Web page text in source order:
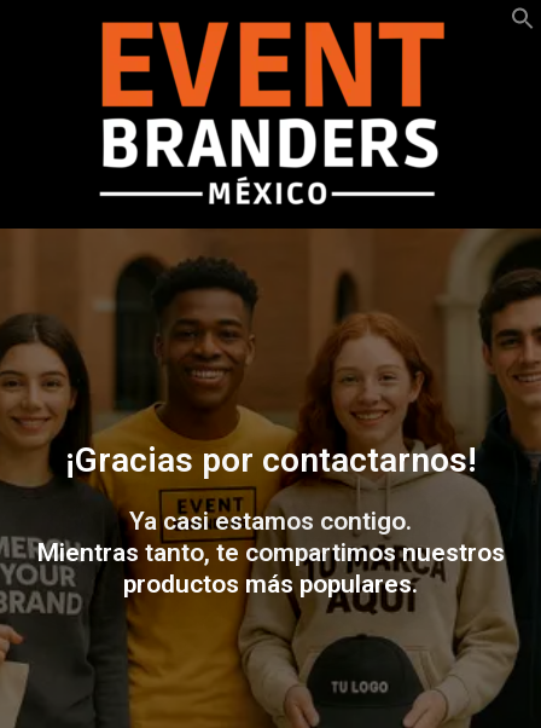
¡Gracias por contactarnos!
Ya casi estamos contigo.
Mientras tanto, te compartimos nuestros
productos más populares.